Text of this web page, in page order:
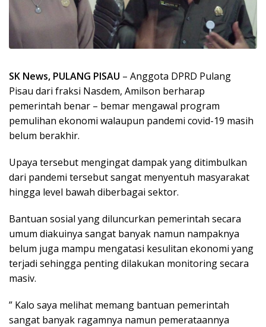
SK News, PULANG PISAU – Anggota DPRD Pulang
Pisau dari fraksi Nasdem, Amilson berharap
pemerintah benar – bemar mengawal program
pemulihan ekonomi walaupun pandemi covid-19 masih
belum berakhir.
Upaya tersebut mengingat dampak yang ditimbulkan
dari pandemi tersebut sangat menyentuh masyarakat
hingga level bawah diberbagai sektor.
Bantuan sosial yang diluncurkan pemerintah secara
umum diakuinya sangat banyak namun nampaknya
belum juga mampu mengatasi kesulitan ekonomi yang
terjadi sehingga penting dilakukan monitoring secara
masiv.
” Kalo saya melihat memang bantuan pemerintah
sangat banyak ragamnya namun pemerataannya